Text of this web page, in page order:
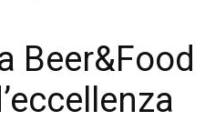
Beer&Food